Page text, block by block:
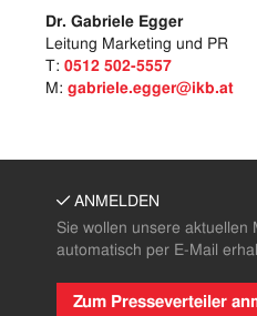
Dr. Gabriele Egger
Leitung Marketing und PR
T: 0512 502-5557
M: gabriele.egger@ikb.at
ANMELDEN
Sie wollen unsere aktuellen
automatisch per E-Mail
Zum Presseverteiler